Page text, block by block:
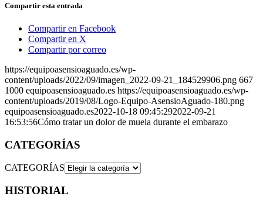
Compartir esta entrada
Compartir en Facebook
Compartir en X
Compartir por correo
https://equipoasensioaguado.es/wp-
content/uploads/2022/09/imagen_2022-09-21_184529906.png 667
1000 equipoasensioaguado.es https://equipoasensioaguado.es/wp-
content/uploads/2019/08/Logo-Equipo-AsensioAguado-180.png
equipoasensioaguado.es2022-10-18 09:45:292022-09-21
16:53:56Cómo tratar un dolor de muela durante el embarazo
CATEGORÍAS
CATEGORÍAS
HISTORIAL